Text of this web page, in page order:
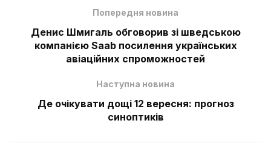
Попередня новина
Денис Шмигаль обговорив зі шведською
компанією Saab посилення українських
авіаційних спроможностей
Наступна новина
Де очікувати дощі 12 вересня: прогноз
синоптиків